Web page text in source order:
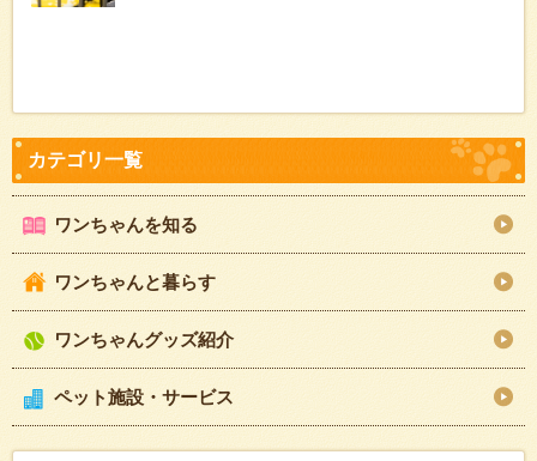
ワンちゃんを知る
ワンちゃんと暮らす
ワンちゃんグッズ紹介
ペット施設・サービス